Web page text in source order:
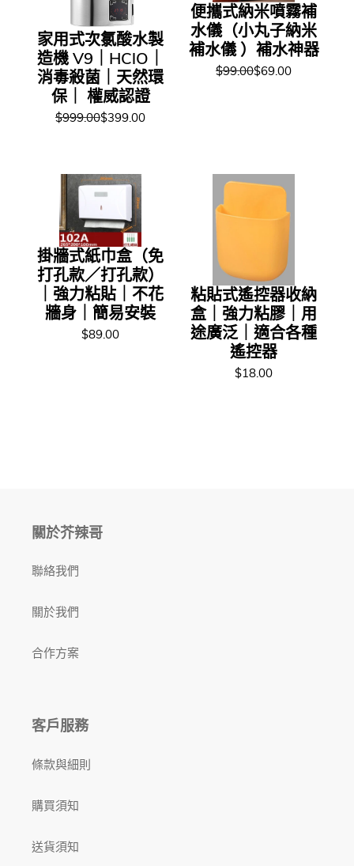
家用式次氯酸水製
造機 V9｜HClO｜
消毒殺菌｜天然環
保｜ 權威認證
$999.00$399.00
便攜式納米噴霧補
水儀（小丸子納米
補水儀 ）補水神器
$99.00$69.00
掛牆式紙巾盒（免
打孔款／打孔款）
｜強力粘貼｜不花
牆身｜簡易安裝
$89.00
粘貼式遙控器收納
盒｜強力粘膠｜用
途廣泛｜適合各種
遙控器
$18.00
關於芥辣哥
聯絡我們
關於我們
合作方案
客戶服務
條款與細則
購買須知
送貨須知